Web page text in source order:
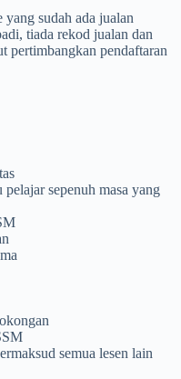
sudah ada jualan
tiada rekod jualan dan
pertimbangkan pendaftaran
sepenuh masa yang
semua lesen lain